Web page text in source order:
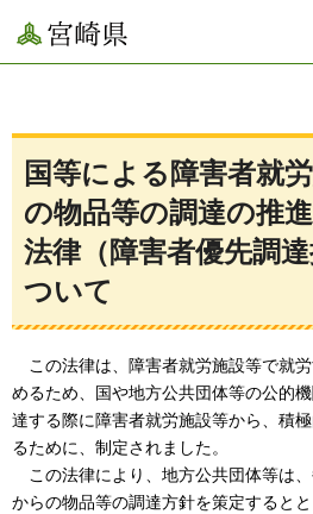
宮崎県
国等による障害者就
の物品等の調達の推
法律（障害者優先調
ついて
この法律は、障害者就労施設等で就
めるため、国や地方公共団体等の公的
達する際に障害者就労施設等から、積
るために、制定されました。
この法律により、地方公共団体等は
からの物品等の調達方針を策定すると